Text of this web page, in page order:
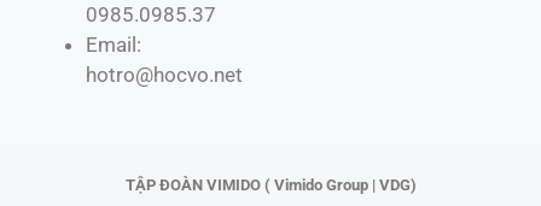
0985.0985.37
Email:
hotro@hocvo.net
b
o
t
TẬP ĐOÀN VIMIDO ( Vimido Group | VDG)